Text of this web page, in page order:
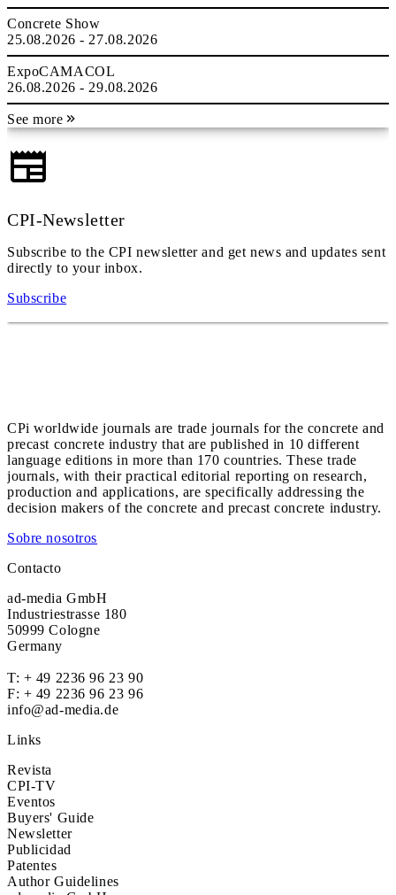
Concrete Show
25.08.2026 - 27.08.2026
ExpoCAMACOL
26.08.2026 - 29.08.2026
See more
CPI-Newsletter
Subscribe to the CPI newsletter and get news and updates sent
directly to your inbox.
Subscribe
CPi worldwide journals are trade journals for the concrete and
precast concrete industry that are published in 10 different
language editions in more than 170 countries. These trade
journals, with their practical editorial reporting on research,
production and applications, are specifically addressing the
decision makers of the concrete and precast concrete industry.
Sobre nosotros
Contacto
ad-media GmbH
Industriestrasse 180
50999 Cologne
Germany
T: + 49 2236 96 23 90
F: + 49 2236 96 23 96
info@ad-media.de
Links
Revista
CPI-TV
Eventos
Buyers' Guide
Newsletter
Publicidad
Patentes
Author Guidelines